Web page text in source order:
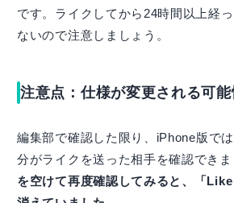
です。ライクしてから24時間以上経
ないので注意しましょう。
注意点：仕様が変更される可
編集部で確認した限り、iPhone版で
分がライクを送った相手を確認でき
を空けて再度確認してみると、「